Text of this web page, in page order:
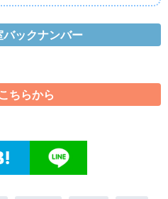
バックナンバー
ちらから